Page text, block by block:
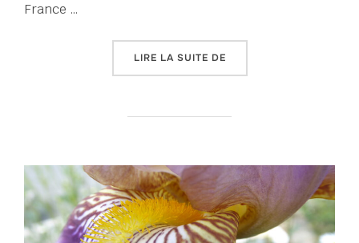
France …
LIRE LA SUITE DE« TERRAIN FRAGILE